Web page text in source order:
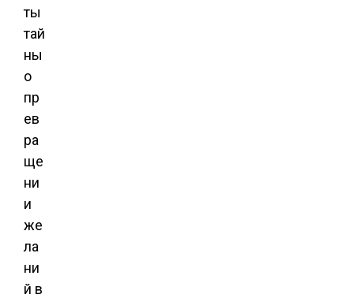
ты
тай
ны
о
пр
ев
ра
ще
ни
и
же
ла
ни
й в